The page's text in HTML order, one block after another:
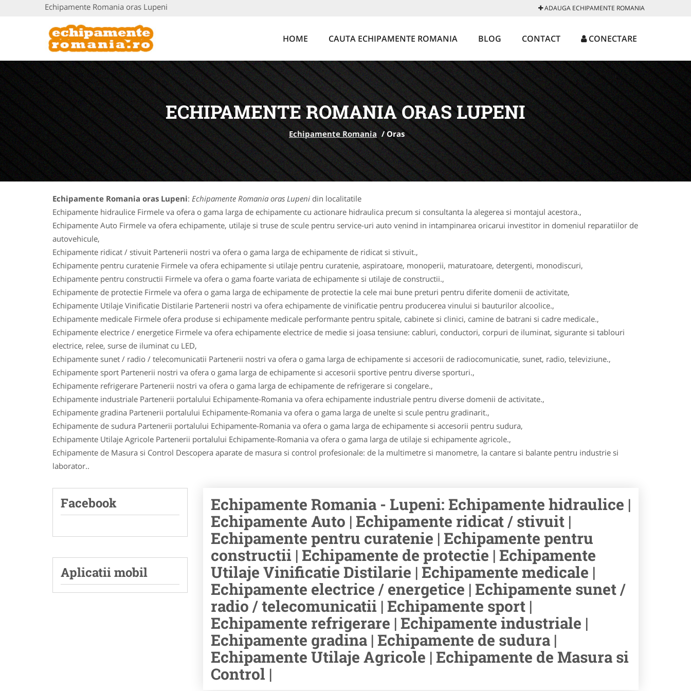
Echipamente Romania oras Lupeni ADAUGA ECHIPAMENTE ROMANIA
HOME CAUTA ECHIPAMENTE ROMANIA BLOG CONTACT CONECTARE
ECHIPAMENTE ROMANIA ORAS LUPENI
Echipamente Romania /Oras
Echipamente Romania oras Lupeni: Echipamente Romania oras Lupeni din localitatile
Echipamente hidraulice Firmele va ofera o gama larga de echipamente cu actionare hidraulica precum si consultanta la alegerea si montajul acestora.,
Echipamente Auto Firmele va ofera echipamente, utilaje si truse de scule pentru service-uri auto venind in intampinarea oricarui investitor in domeniul reparatiilor de
autovehicule,
Echipamente ridicat / stivuit Partenerii nostri va ofera o gama larga de echipamente de ridicat si stivuit.,
Echipamente pentru curatenie Firmele va ofera echipamente si utilaje pentru curatenie, aspiratoare, monoperii, maturatoare, detergenti, monodiscuri,
Echipamente pentru constructii Firmele va ofera o gama foarte variata de echipamente si utilaje de constructii.,
Echipamente de protectie Firmele va ofera o gama larga de echipamente de protectie la cele mai bune preturi pentru diferite domenii de activitate,
Echipamente Utilaje Vinificatie Distilarie Partenerii nostri va ofera echipamente de vinificatie pentru producerea vinului si bauturilor alcoolice.,
Echipamente medicale Firmele ofera produse si echipamente medicale performante pentru spitale, cabinete si clinici, camine de batrani si cadre medicale.,
Echipamente electrice / energetice Firmele va ofera echipamente electrice de medie si joasa tensiune: cabluri, conductori, corpuri de iluminat, sigurante si tablouri
electrice, relee, surse de iluminat cu LED,
Echipamente sunet / radio / telecomunicatii Partenerii nostri va ofera o gama larga de echipamente si accesorii de radiocomunicatie, sunet, radio, televiziune.,
Echipamente sport Partenerii nostri va ofera o gama larga de echipamente si accesorii sportive pentru diverse sporturi.,
Echipamente refrigerare Partenerii nostri va ofera o gama larga de echipamente de refrigerare si congelare.,
Echipamente industriale Partenerii portalului Echipamente-Romania va ofera echipamente industriale pentru diverse domenii de activitate.,
Echipamente gradina Partenerii portalului Echipamente-Romania va ofera o gama larga de unelte si scule pentru gradinarit.,
Echipamente de sudura Partenerii portalului Echipamente-Romania va ofera o gama larga de echipamente si accesorii pentru sudura,
Echipamente Utilaje Agricole Partenerii portalului Echipamente-Romania va ofera o gama larga de utilaje si echipamente agricole.,
Echipamente de Masura si Control Descopera aparate de masura si control profesionale: de la multimetre si manometre, la cantare si balante pentru industrie si
laborator..
Facebook
Aplicatii mobil
Echipamente Romania - Lupeni: Echipamente hidraulice |
Echipamente Auto | Echipamente ridicat / stivuit |
Echipamente pentru curatenie | Echipamente pentru
constructii | Echipamente de protectie | Echipamente
Utilaje Vinificatie Distilarie | Echipamente medicale |
Echipamente electrice / energetice | Echipamente sunet /
radio / telecomunicatii | Echipamente sport |
Echipamente refrigerare | Echipamente industriale |
Echipamente gradina | Echipamente de sudura |
Echipamente Utilaje Agricole | Echipamente de Masura si
Control |